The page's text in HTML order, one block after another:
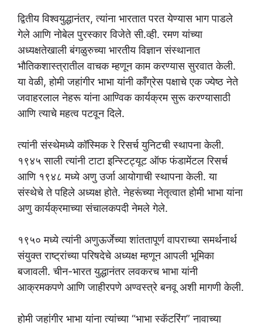
द्वितीय विश्वयुद्धानंतर, त्यांना भारतात परत येण्यास भाग पाडले
गेले आणि नोबेल पुरस्कार विजेते सी.व्ही. रमण यांच्या
अध्यक्षतेखाली बंगळुरुच्या भारतीय विज्ञान संस्थानात
भौतिकशास्त्रातील वाचक म्हणून काम करण्यास सुरवात केली.
या वेळी, होमी जहांगीर भाभा यांनी कॉंग्रेस पक्षाचे एक ज्येष्ठ नेते
जवाहरलाल नेहरू यांना आण्विक कार्यक्रम सुरू करण्यासाठी
आणि त्याचे महत्व पटवून दिले.
त्यांनी संस्थेमध्ये कॉस्मिक रे रिसर्च युनिटची स्थापना केली.
१९४५ साली त्यांनी टाटा इन्स्टिट्यूट ऑफ फंडामेंटल रिसर्च
आणि १९४८ मध्ये अणु उर्जा आयोगाची स्थापना केली. या
संस्थेचे ते पहिले अध्यक्ष होते. नेहरूंच्या नेतृत्वात होमी भाभा यांना
अणु कार्यक्रमाच्या संचालकपदी नेमले गेले.
१९५० मध्ये त्यांनी अणुऊर्जेच्या शांततापूर्ण वापराच्या समर्थनार्थ
संयुक्त राष्ट्रांच्या परिषदेचे अध्यक्ष म्हणून आपली भूमिका
बजावली. चीन-भारत युद्धानंतर लवकरच भाभा यांनी
आक्रमकपणे आणि जाहीरपणे अण्वस्त्रे बनवू अशी मागणी केली.
होमी जहांगीर भाभा यांना त्यांच्या “भाभा स्कॅटरिंग” नावाच्या